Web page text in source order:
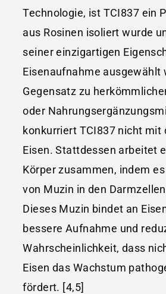
Technologie, ist TCI837 ein
aus Rosinen isoliert wurde
seiner einzigartigen
Eisenaufnahme ausgewählt
Gegensatz zu
oder
konkurriert TCI837 nicht mit
Eisen. Stattdessen arbeitet
Körper zusammen, indem
von Muzin in den
Dieses Muzin bindet an
bessere Aufnahme und
Wahrscheinlichkeit, dass
Eisen das Wachstum
fördert. [4,5]